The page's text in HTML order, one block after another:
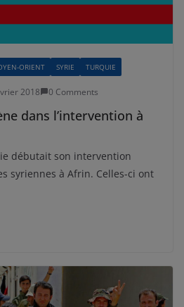
ORIENT SYRIE TURQUIE
2018 0 Comments
dans l’intervention à
débutait son intervention
syriennes à Afrin. Celles-ci ont